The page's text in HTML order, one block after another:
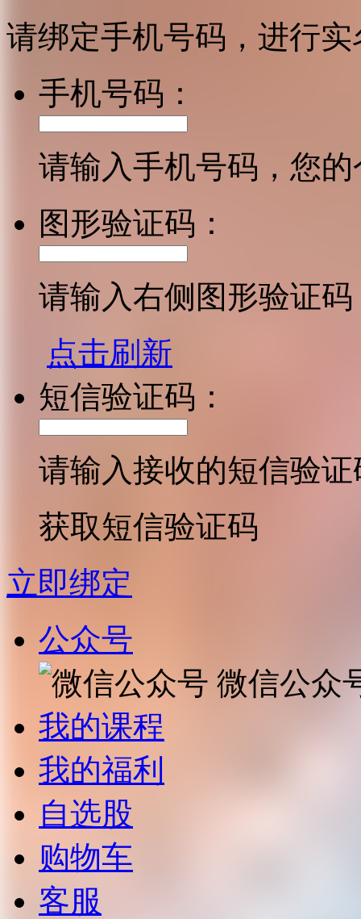
请绑定手机号码，进行
手机号码：
请输入手机号码，您
图形验证码：
请输入右侧图形验证码
点击刷新
短信验证码：
请输入接收的短信验证
获取短信验证码
立即绑定
公众号
微信公众
我的课程
我的福利
自选股
购物车
客服